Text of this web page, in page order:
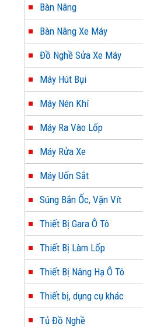
Bàn Nâng
Bàn Nâng Xe Máy
Đồ Nghề Sửa Xe Máy
Máy Hút Bụi
Máy Nén Khí
Máy Ra Vào Lốp
Máy Rửa Xe
Máy Uốn Sắt
Súng Bắn Ốc, Vặn Vít
Thiết Bị Gara Ô Tô
Thiết Bị Làm Lốp
Thiết Bị Nâng Hạ Ô Tô
Thiết bị, dụng cụ khác
Tủ Đồ Nghề